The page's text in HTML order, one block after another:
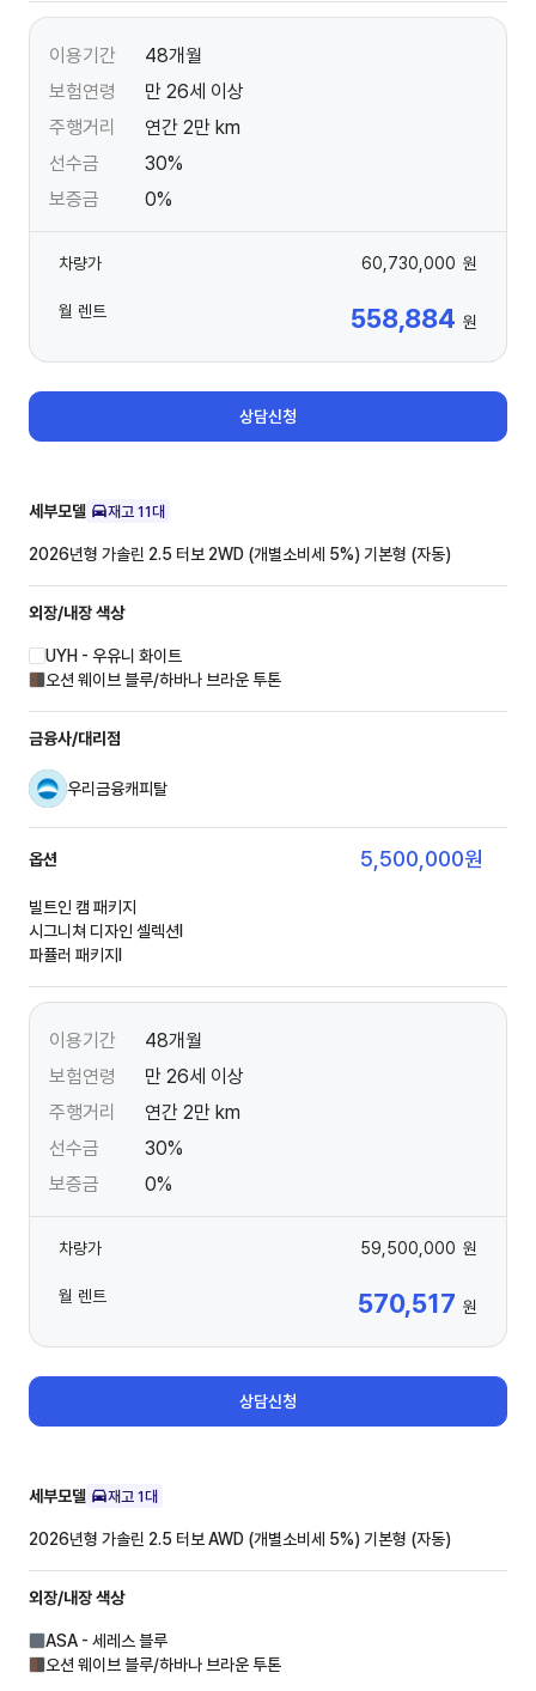
이용기간
48개월
보험연령
만 26세 이상
주행거리
연간 2만 km
선수금
30%
보증금
0%
차량가 60,730,000 원
월 렌트 558,884 원
상담신청
세부모델 재고 11대
2026년형 가솔린 2.5 터보 2WD (개별소비세 5%) 기본형 (자동)
외장/내장색상
UYH - 우유니 화이트
오션 웨이브 블루/하바나 브라운 투톤
금융사/대리점
우리금융캐피탈
옵션 5,500,000원
빌트인 캠 패키지
시그니쳐 디자인 셀렉션Ⅰ
파퓰러 패키지Ⅰ
이용기간
48개월
보험연령
만 26세 이상
주행거리
연간 2만 km
선수금
30%
보증금
0%
차량가 59,500,000 원
월 렌트 570,517 원
상담신청
세부모델 재고 1대
2026년형 가솔린 2.5 터보 AWD (개별소비세 5%) 기본형 (자동)
외장/내장색상
ASA - 세레스 블루
오션 웨이브 블루/하바나 브라운 투톤